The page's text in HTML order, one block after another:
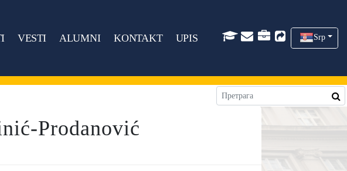
VESTI ALUMNI KONTAKT UPIS Srp
Prodanović